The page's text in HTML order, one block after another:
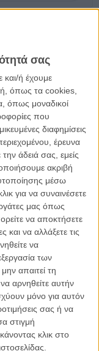
σας
και/ή έχουμε
όπως τα cookies,
όπως μοναδικοί
που
διαφημίσεις
έρευνα
άδειά σας, εμείς
ακριβή
μέσω
για να συναινέσετε
μας όπως
να αποκτήσετε
να αλλάξετε τις
να
των
απαιτεί τη
αρνηθείτε αυτήν
μόνο για αυτόν
σας ή να
στιγμή
κλικ στο
του περιοδικού
το τελευταίο 12μηνο
σεζόν που
η Εμα Στόουν, με
συμπρωταγωνιστές
Ανιστον, με 25,5
φέτος από την